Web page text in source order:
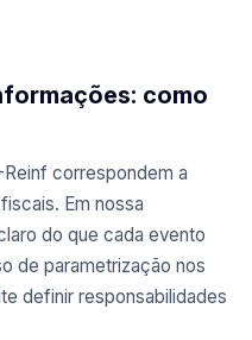
como
correspondem a
Em nossa
do que cada evento
de parametrização nos
definir responsabilidades